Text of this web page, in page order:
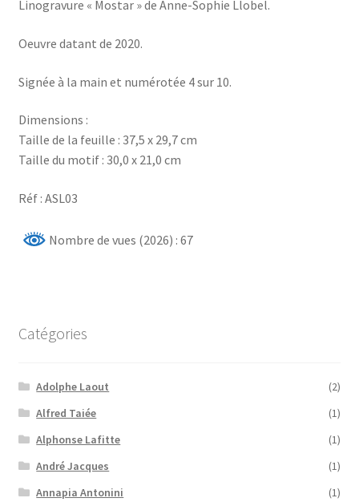
Linogravure « Mostar » de Anne-Sophie Llobel.
Oeuvre datant de 2020.
Signée à la main et numérotée 4 sur 10.
Dimensions :
Taille de la feuille : 37,5 x 29,7 cm
Taille du motif : 30,0 x 21,0 cm
Réf : ASL03
Nombre de vues (2026) : 67
Catégories
Adolphe Laout
(2)
Alfred Taiée
(1)
Alphonse Lafitte
(1)
André Jacques
(1)
Annapia Antonini
(1)